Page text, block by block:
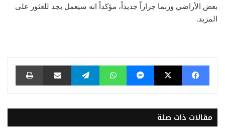
بعض الأراضي وربما جراراً جديداً، مؤكداً انه سيعمل بجد للعثور على
المزيد.
فيسبوك ‫X ماسنجر واتساب تيلقرام مشاركة عبر البريد طباعة
مقالات ذات صلة